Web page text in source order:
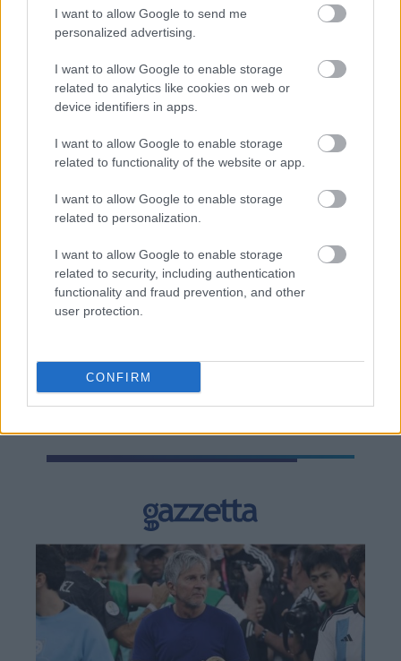
I want to allow Google to send me
personalized advertising.
I want to allow Google to enable storage
related to analytics like cookies on web or
device identifiers in apps.
I want to allow Google to enable storage
related to functionality of the website or app.
I want to allow Google to enable storage
related to personalization.
I want to allow Google to enable storage
related to security, including authentication
functionality and fraud prevention, and other
user protection.
CONFIRM
Τράπεζες: Στα 55,5 εκατ. ευρώ ο λογαριασμός
από τα δάνεια του ν. Κατσέλη
Νέο Χωροταξικό Τουρισμού: Οι νέες «κόκκινες
γραμμές» για το περιβάλλον και τι αλλάζει σε
ξενοδοχεία, νησιά και επενδύσεις
Τα ανοιχτά μέτωπα για την ενίσχυση της
ελληνικής βιομηχανίας
BEST OFINTERNET